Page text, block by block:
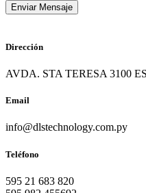
Dirección
AVDA. STA TERESA 3100
Email
info@dlstechnology.com.py
Teléfono
595 21 683 820